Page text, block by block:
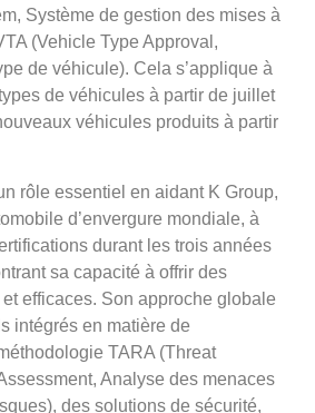
Système de gestion des mises à
(Vehicle Type Approval,
de véhicule). Cela s’applique à
de véhicules à partir de juillet
véhicules produits à partir
rôle essentiel en aidant K Group,
d’envergure mondiale, à
durant les trois années
sa capacité à offrir des
efficaces. Son approche globale
intégrés en matière de
TARA (Threat
Analyse des menaces
des solutions de sécurité,